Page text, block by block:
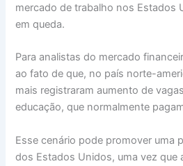
mercado de trabalho nos Estados
em queda.
Para analistas do mercado
ao fato de que, no país norte-
mais registraram aumento de
educação, que normalmente
Esse cenário pode promover uma
dos Estados Unidos, uma vez que